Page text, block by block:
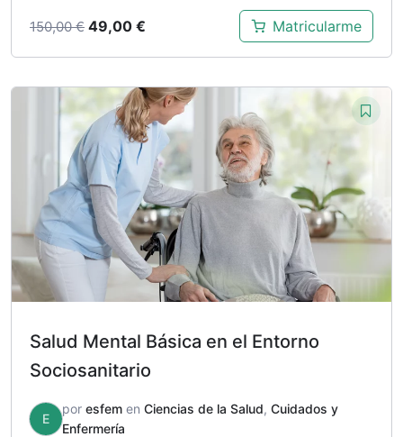
150,00€ El
era:
150,00 €.
49,00 €
es:
49,00 €.
Matricularme
Salud Mental Básica en el Entorno
Sociosanitario
E
por esfem en Ciencias de la Salud, Cuidados y
Enfermería